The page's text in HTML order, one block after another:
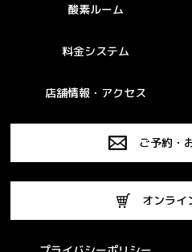
酸素ルーム
料金システム
店舗情報・アクセス
ご予約・
オンライ